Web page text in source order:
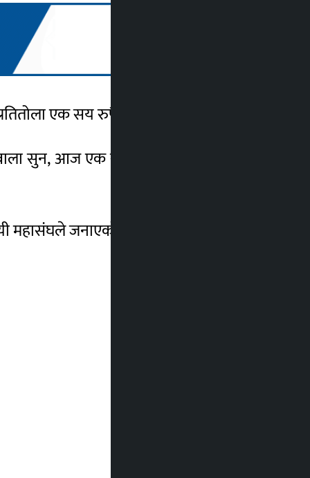
एक सय रुपैयाँले बढेको हो ।
सुन, आज एक सय रुपैयाँले बढेर एक लाख
महासंघले जनाएको छ।